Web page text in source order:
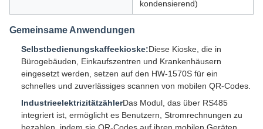
kondensierend)
Gemeinsame Anwendungen
Selbstbedienungskaffeekioske:Diese Kioske, die in
Bürogebäuden, Einkaufszentren und Krankenhäusern
eingesetzt werden, setzen auf den HW-1570S für ein
schnelles und zuverlässiges scannen von mobilen QR-Codes.
IndustrieelektrizitätzählerDas Modul, das über RS485
integriert ist, ermöglicht es Benutzern, Stromrechnungen zu